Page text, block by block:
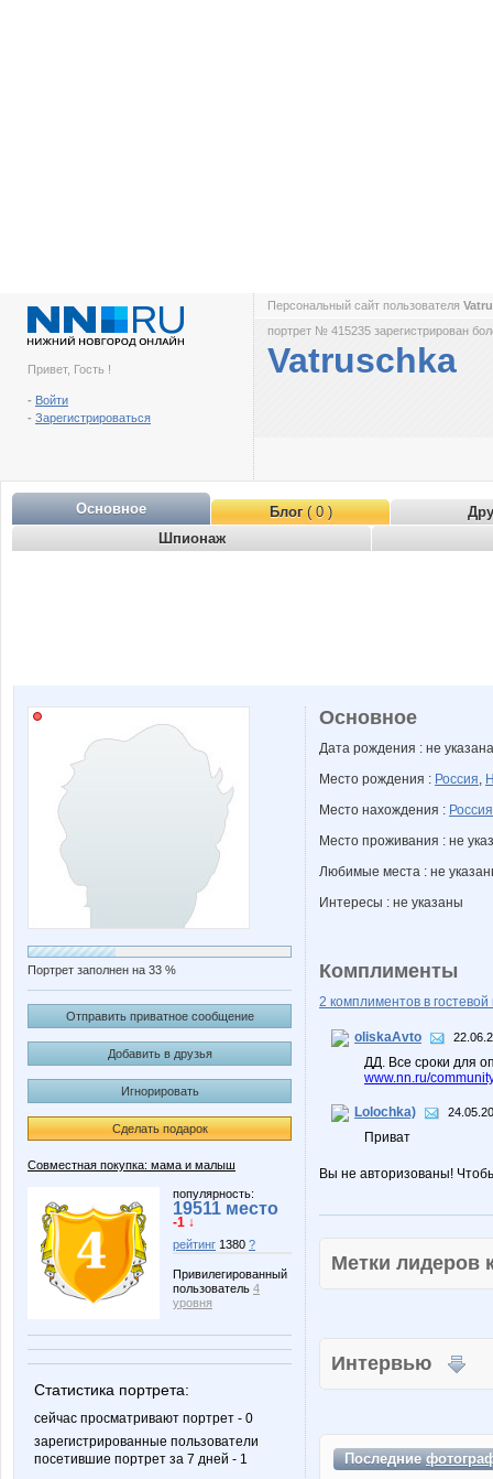
Привет, Гость !
- Войти
- Зарегистрироваться
Персональный сайт пользователя
портрет № 415235 зарегистрирован
Vatruschka
Основное Блог( 0 )
Шпионаж
Портрет заполнен на 33 %
Отправить приватное сообщение
Добавить в друзья
Игнорировать
Сделать подарок
Совместная покупка: мама и малыш
популярность:
19511 место
-1 ↓
рейтинг 1380 ?
Привилегированный
пользователь 4
уровня
Статистика портрета:
сейчас просматривают портрет - 0
зарегистрированные пользователи
посетившие портрет за 7 дней - 1
Основное
Дата рождения : не указана
Место рождения : Россия,
Место нахождения : Россия
Место проживания : не
Любимые места : не
Интересы : не указаны
Комплименты
2 комплиментов в гостевой
oliskaAvto
ДД. Все сроки для
www.nn.ru/
Lolochka)
Приват
Вы не авторизованы!
Метки
Интервью
Последние